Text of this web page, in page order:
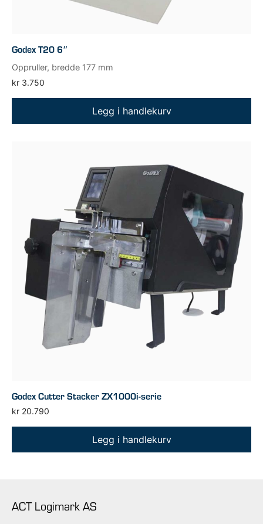
Godex T20 6″
Oppruller, bredde 177 mm
kr 3.750
Legg i handlekurv
Godex Cutter Stacker ZX1000i-serie
kr 20.790
Legg i handlekurv
ACT Logimark AS